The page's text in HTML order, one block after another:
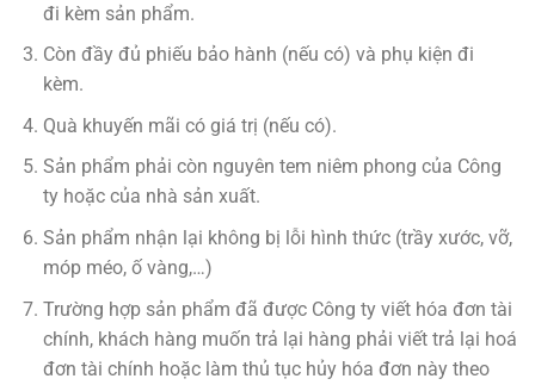
đi kèm sản phẩm.
Còn đầy đủ phiếu bảo hành (nếu có) và phụ kiện đi
kèm.
Quà khuyến mãi có giá trị (nếu có).
Sản phẩm phải còn nguyên tem niêm phong của Công
ty hoặc của nhà sản xuất.
Sản phẩm nhận lại không bị lỗi hình thức (trầy xước, vỡ,
móp méo, ố vàng,…)
Trường hợp sản phẩm đã được Công ty viết hóa đơn tài
chính, khách hàng muốn trả lại hàng phải viết trả lại hoá
đơn tài chính hoặc làm thủ tục hủy hóa đơn này theo